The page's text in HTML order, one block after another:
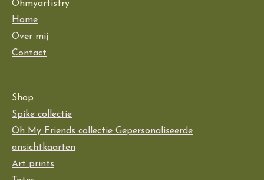
a
g
a
m
o
Ohmyartistry
Home
Over mij
Contact
Shop
Spike collectie
Oh My Friends collectie Gepersonaliseerde
ansichtkaarten
Art prints